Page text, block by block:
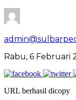
Rabu, 6 Februari
URL berhasil dicopy